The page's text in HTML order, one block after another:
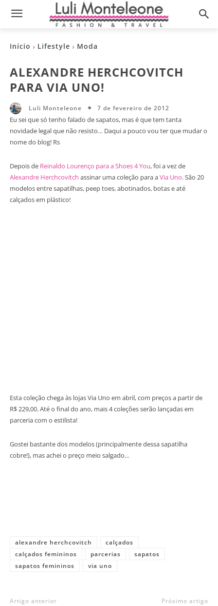
Início Lifestyle Moda
ALEXANDRE HERCHCOVITCH
PARA VIA UNO!
Luli Monteleone 7 de fevereiro de 2012
Eu sei que só tenho falado de sapatos, mas é que tem tanta
novidade legal que não resisto… Daqui a pouco vou ter que mudar o
nome do blog! Rs
Depois de Reinaldo Lourenço para a Shoes 4 You, foi a vez de
Alexandre Herchcovitch assinar uma coleção para aVia Uno. São 20
modelos entre sapatilhas, peep toes, abotinados, botas e até
calçados em plástico!
Esta coleção chega às lojas Via Uno em abril, com preços a partir de
R$ 229,00. Até o final do ano, mais 4 coleções serão lançadas em
parceria com o estilista!
Gostei bastante dos modelos (principalmente dessa sapatilha
cobre!), mas achei o preço meio salgado…
alexandre herchcovitch
calçados
calçados femininos
parcerias
sapatos
sapatos femininos
via uno
Artigo anterior Próximo artigo